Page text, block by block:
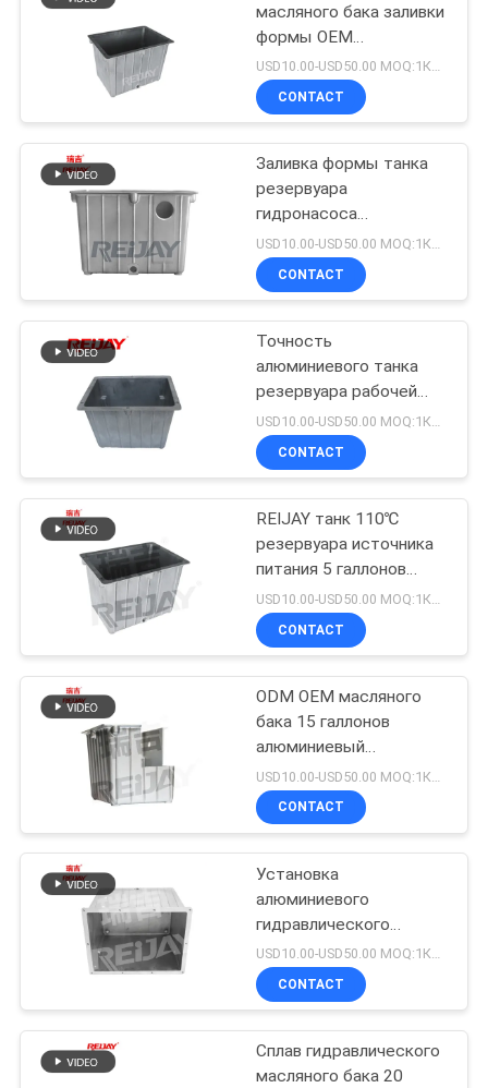
НОВОСТИ
СПРОСИТЕ
ЦИТАТУ
OFFICIAL
WEBSITE
КАРТА
САЙТА
PRIVACY
POLICY
масляного бака заливки
формы OEM
алюминиевое
гидравлическое
USD10.00-USD50.00 MOQ:1Комплект
CONTACT
Заливка формы танка
резервуара
гидронасоса
нержавеющей стали
NG70
USD10.00-USD50.00 MOQ:1Комплект
CONTACT
Точность
алюминиевого танка
резервуара рабочей
жидкости 30 галлонов
высокая
CONTACT
REIJAY танк 110℃
резервуара источника
питания 5 галлонов
гидравлический
CONTACT
ODM OEM масляного
бака 15 галлонов
алюминиевый
гидравлический
CONTACT
Установка
алюминиевого
гидравлического
масляного бака SD 25
галлонов легкая
USD10.00-USD50.00 MOQ:1Комплект
CONTACT
Сплав гидравлического
масляного бака 20